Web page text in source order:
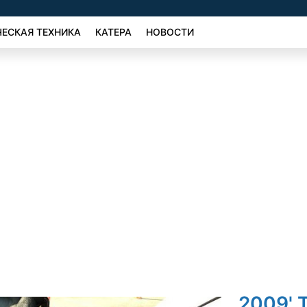
ТЕХНИКА КАТЕРА НОВОСТИ